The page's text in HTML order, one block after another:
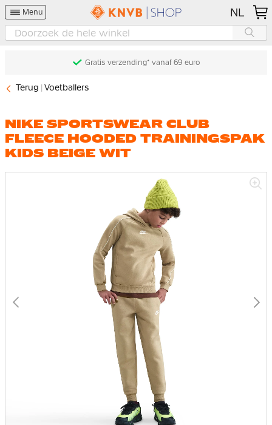
Menu NL
Gratis verzending* vanaf 69 euro
Terug Voetballers
NIKE SPORTSWEAR CLUB
FLEECE HOODED TRAININGSPAK
KIDS BEIGE WIT